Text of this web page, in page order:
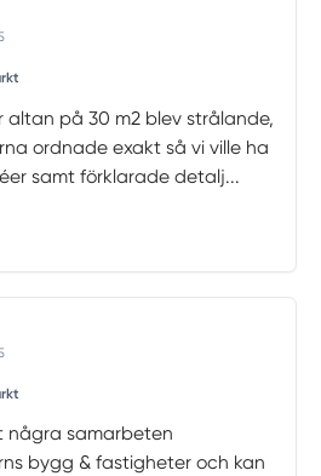
på 30 m2 blev strålande,
ordnade exakt så vi ville ha
samt förklarade detalj...
några samarbeten
bygg & fastigheter och kan